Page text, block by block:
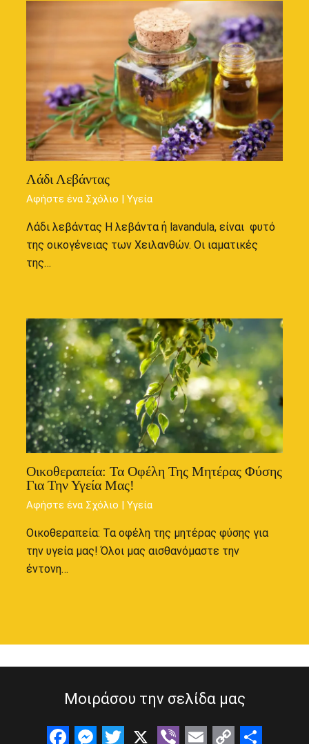
Λάδι Λεβάντας
Αφήστε ένα Σχόλιο |Υγεία
Λάδι λεβάντας Η λεβάντα ή lavandula, είναι φυτό
της οικογένειας των Χειλανθών. Οι ιαματικές
της…
Οικοθεραπεία: Τα Οφέλη Της Μητέρας Φύσης
Για Την Υγεία Μας!
Αφήστε ένα Σχόλιο |Υγεία
Οικοθεραπεία: Τα οφέλη της μητέρας φύσης για
την υγεία μας! Όλοι μας αισθανόμαστε την
έντονη…
Μοιράσου την σελίδα μας